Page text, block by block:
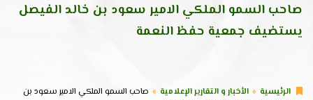
صاحب السمو الملكي الامير سعود بن خالد الفيصل
يستضيف جمعية حفظ النعمة
الرئيسية الأخبار و التقارير الإعلامية
صاحب السمو الملكي الامير سعود بن